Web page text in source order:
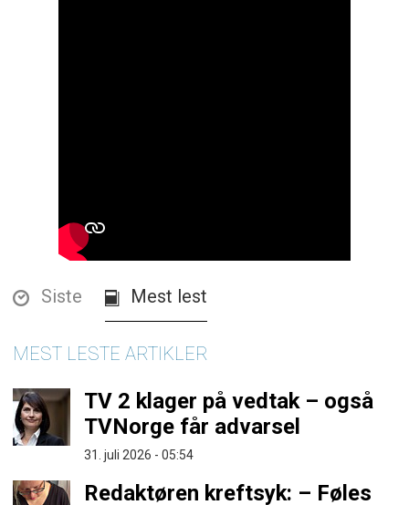
Siste Mest lest
MEST LESTE ARTIKLER
TV 2 klager på vedtak – også
TVNorge får advarsel
31. juli 2026 - 05:54
Redaktøren kreftsyk: – Føles